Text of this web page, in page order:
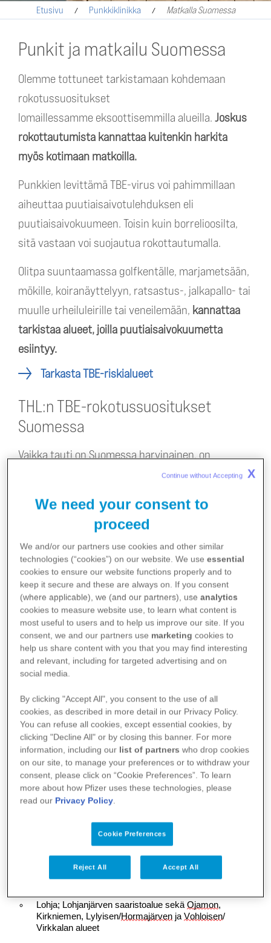
Etusivu Punkkiklinikka Matkalla Suomessa
Punkit ja matkailu Suomessa
Olemme tottuneet tarkistamaan kohdemaan
rokotussuositukset
lomaillessamme eksoottisemmilla alueilla. Joskus
rokottautumista kannattaa kuitenkin harkita
myös kotimaan matkoilla.
Punkkien levittämä TBE-virus voi pahimmillaan
aiheuttaa puutiaisaivotulehduksen eli
puutiaisaivokuumeen. Toisin kuin borrelioosilta,
sitä vastaan voi suojautua rokottautumalla.
Olitpa suuntaamassa golfkentälle, marjametsään,
mökille, koiranäyttelyyn, ratsastus-, jalkapallo- tai
muulle urheiluleirille tai veneilemään, kannattaa
tarkistaa alueet, joilla puutiaisaivokuumetta
esiintyy.
Tarkasta TBE-riskialueet
THL:n TBE-rokotussuositukset
Suomessa
Vaikka tauti on Suomessa harvinainen, on
maassamme kuitenkin useita riskialueita.
Kansalliseen TBE-rokotusohjelmaan kuuluvat
alueet Suomessa
Ahvenanmaa
Espoo: Suvisaaristo, Kauklahden postinumeroalueen
Kurttilan ja Vanttilan kaupunginosat
Hailuoto
Hangon Lappohja
Helsinki: Karhusaari, Länsi-Herttoniemi
Kemi; Takajärvi-
Kemiönsaari: Dragsfjärd, Hiittinen,Kasnäs ja Rosala-
Kasnäs
-Hiittinen
Kirkkonummi; Luoman,Masalan , Upinniemen,
Porkkalan ja Jorvaksen alueet sekä Kirkkonummen
keskuksen postinumeroalueen Överbyn, Myllykylän ja
Sepänkylän kaupunginosat
Kotka; Kotkan saaristo
Lappeenranta; Sammonlahti, Kuusimäki-Lavola
Lohja; Lohjanjärven saaristoalue sekä Ojamon,
Kirkniemen, Lylyisen/Hormajärven ja Vohloisen/
Virkkalan alueet
We need your consent to
proceed
We and/or our partners use cookies and other similar
technologies (“cookies”) on our website. We useessential
cookies to ensure our website functions properly and to
keep it secure and these are always on. If you consent
(where applicable), we (and our partners), useanalytics
cookies to measure website use, to learn what content is
most useful to users and to help us improve our site. If you
consent, we and our partners use marketing cookies to
help us share content with you that you may find interesting
and relevant, including for targeted advertising and on
social media.
By clicking "Accept All", you consent to the use of all
cookies, as described in more detail in our Privacy Policy.
You can refuse all cookies, except essential cookies, by
clicking "Decline All" or by closing this banner. For more
information, including our list of partners who drop cookies
on our site, to manage your preferences or to withdraw your
consent, please click on “Cookie Preferences”. To learn
more about how Pfizer uses these technologies, please
read our Privacy Policy.
Cookie Preferences
Reject All Accept All
Continue without Accepting X